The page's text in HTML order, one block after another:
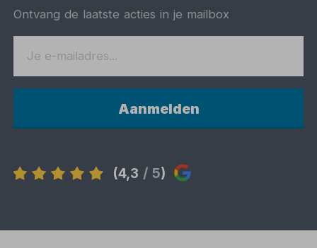
Ontvang de laatste acties in je mailbox
Aanmelden
(4,3 / 5)